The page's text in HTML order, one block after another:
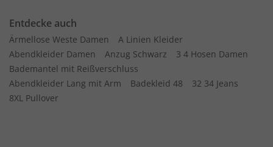
Entdecke auch
Ärmellose Weste Damen
A Linien Kleider
Abendkleider Damen
Anzug Schwarz
3 4 Hosen Damen
Bademantel mit Reißverschluss
Abendkleider Lang mit Arm
Badekleid 48
32 34 Jeans
8XL Pullover